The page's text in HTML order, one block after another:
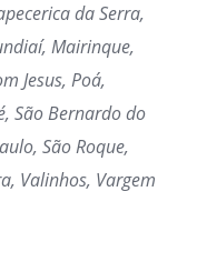
da Serra,
Mairinque,
Jesus, Poá,
São Bernardo do
São Roque,
Valinhos, Vargem